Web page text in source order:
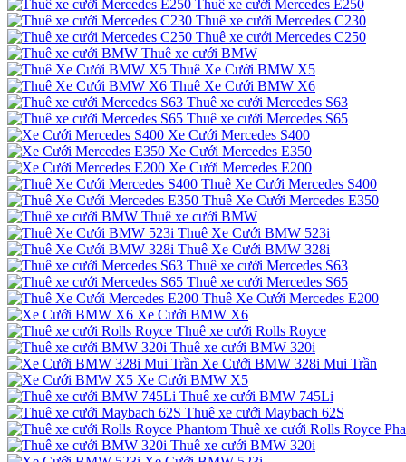
Thuê xe cưới Mercedes E250
Thuê xe cưới Mercedes C230
Thuê xe cưới Mercedes C250
Thuê xe cưới BMW
Thuê Xe Cưới BMW X5
Thuê Xe Cưới BMW X6
Thuê xe cưới Mercedes S63
Thuê xe cưới Mercedes S65
Xe Cưới Mercedes S400
Xe Cưới Mercedes E350
Xe Cưới Mercedes E200
Thuê Xe Cưới Mercedes S400
Thuê Xe Cưới Mercedes E350
Thuê xe cưới BMW
Thuê Xe Cưới BMW 523i
Thuê Xe Cưới BMW 328i
Thuê xe cưới Mercedes S63
Thuê xe cưới Mercedes S65
Thuê Xe Cưới Mercedes E200
Xe Cưới BMW X6
Thuê xe cưới Rolls Royce
Thuê xe cưới BMW 320i
Xe Cưới BMW 328i Mui Trần
Xe Cưới BMW X5
Thuê xe cưới BMW 745Li
Thuê xe cưới Maybach 62S
Thuê xe cưới Rolls Royce
Thuê xe cưới BMW 320i